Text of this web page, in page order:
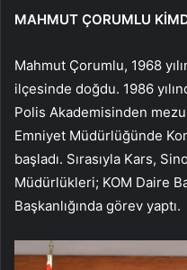
MAHMUT ÇORUMLU
Mahmut Çorumlu, 1968
ilçesinde doğdu. 1986
Polis Akademisinden
Emniyet Müdürlüğünde
başladı. Sırasıyla Kars,
Müdürlükleri; KOM Daire
Başkanlığında görev yaptı.